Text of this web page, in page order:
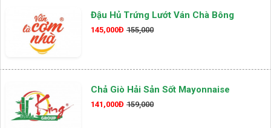
Đậu Hủ Trứng Lướt Ván Chà Bông
145,000Đ 155,000
Chả Giò Hải Sản Sốt Mayonnaise
141,000Đ 159,000